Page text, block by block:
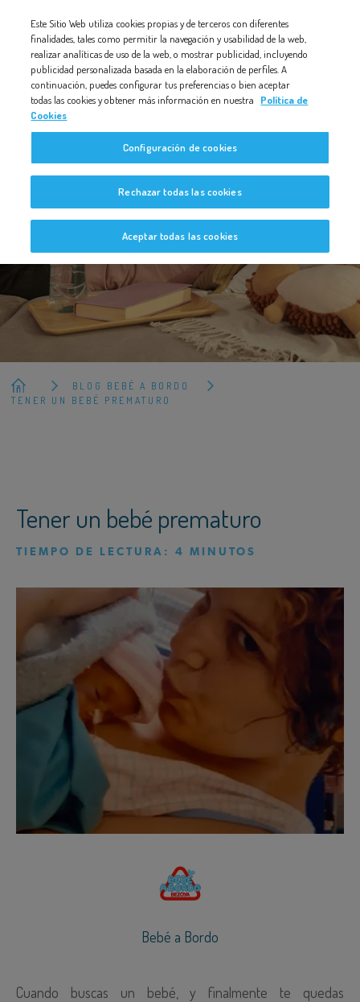
accesibilidad.Bebé a Bordo
BLOG BEBÉ A BORDO
TENER UN BEBÉ PREMATURO
Tener un bebé prematuro
TIEMPO DE LECTURA: 4 MINUTOS
Bebé a Bordo
Cuando buscas un bebé, y finalmente te quedas
Este Sitio Web utiliza cookies propias y de terceros con diferentes
finalidades, tales como permitir la navegación y usabilidad de la web,
realizar analíticas de uso de la web, o mostrar publicidad, incluyendo
publicidad personalizada basada en la elaboración de perfiles. A
continuación, puedes configurar tus preferencias o bien aceptar
todas las cookies y obtener más información en nuestra
Política de
Cookies
Configuración de cookies
Rechazar todas las cookies
Aceptar todas las cookies